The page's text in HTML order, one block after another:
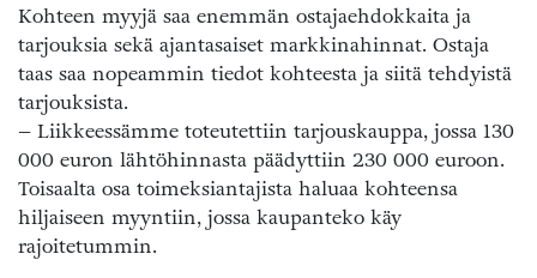
Kohteen myyjä saa enemmän ostajaehdokkaita ja
tarjouksia sekä ajantasaiset markkinahinnat. Ostaja
taas saa nopeammin tiedot kohteesta ja siitä tehdyistä
tarjouksista.
– Liikkeessämme toteutettiin tarjouskauppa, jossa 130
000 euron lähtöhinnasta päädyttiin 230 000 euroon.
Toisaalta osa toimeksiantajista haluaa kohteensa
hiljaiseen myyntiin, jossa kaupanteko käy
rajoitetummin.